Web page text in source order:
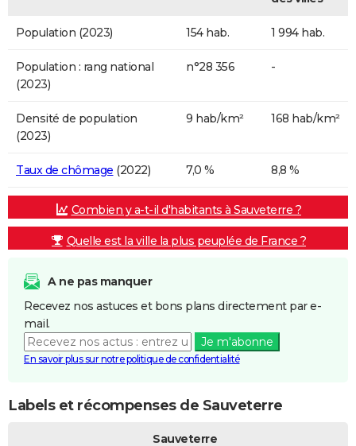
Population (2023) 154 hab. 1 994 hab.
Population : rang national
(2023)
n°28 356 -
Densité de population
(2023)
9 hab/km² 168 hab/km²
Taux de chômage (2022) 7,0 % 8,8 %
Combien y a-t-il d'habitants à Sauveterre ?
Quelle est la ville la plus peuplée de France ?
A ne pas manquer
Recevez nos astuces et bons plans directement par e-
mail.
Je m'abonne
En savoir plus sur notre politique de confidentialité
Labels et récompenses de Sauveterre
Sauveterre